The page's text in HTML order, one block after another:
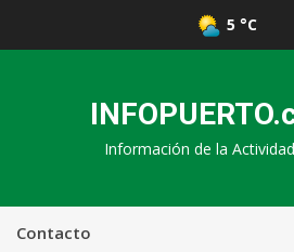
5 °C
Información de la
Contacto